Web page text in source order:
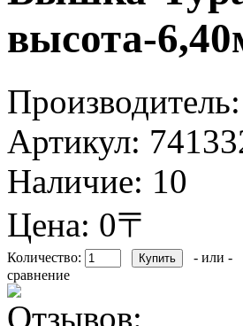
высота-
Производитель:
Артикул:
Наличие: 10
Цена: 0〒
Количество: - или -
сравнение